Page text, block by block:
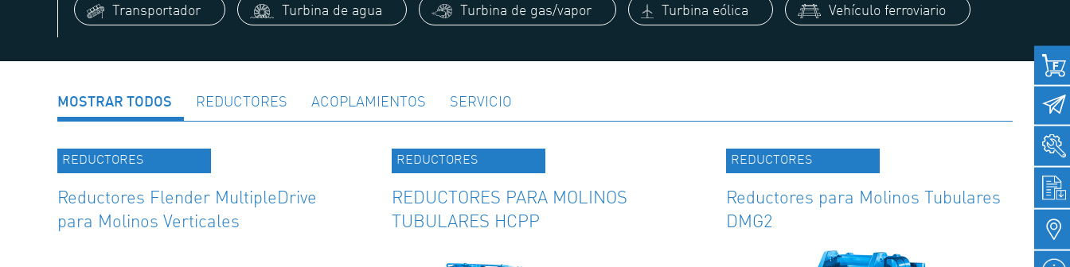
Transportador Turbina de agua Turbina de gas/vapor Turbina eólica Vehículo ferroviario
MOSTRAR TODOS REDUCTORES ACOPLAMIENTOS SERVICIO
REDUCTORES
Reductores Flender MultipleDrive
para Molinos Verticales
REDUCTORES
REDUCTORES PARA MOLINOS
TUBULARES HCPP
REDUCTORES
Reductores para Molinos Tubulares
DMG2